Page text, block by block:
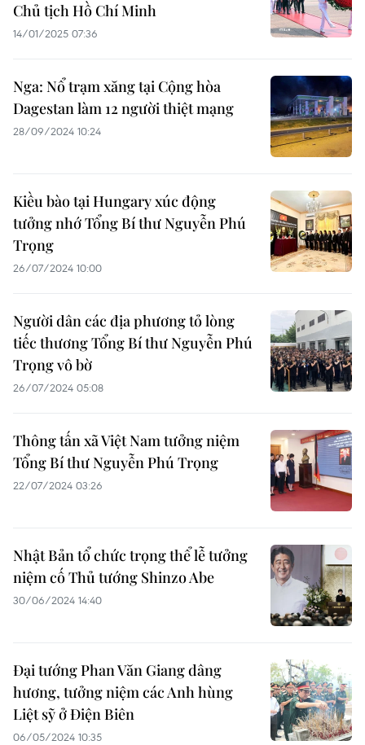
Chủ tịch Hồ Chí Minh
14/01/2025 07:36
Nga: Nổ trạm xăng tại Cộng hòa
Dagestan làm 12 người thiệt mạng
28/09/2024 10:24
Kiều bào tại Hungary xúc động
tưởng nhớ Tổng Bí thư Nguyễn Phú
Trọng
26/07/2024 10:00
Người dân các địa phương tỏ lòng
tiếc thương Tổng Bí thư Nguyễn Phú
Trọng vô bờ
26/07/2024 05:08
Thông tấn xã Việt Nam tưởng niệm
Tổng Bí thư Nguyễn Phú Trọng
22/07/2024 03:26
Nhật Bản tổ chức trọng thể lễ tưởng
niệm cố Thủ tướng Shinzo Abe
30/06/2024 14:40
Đại tướng Phan Văn Giang dâng
hương, tưởng niệm các Anh hùng
Liệt sỹ ở Điện Biên
06/05/2024 10:35